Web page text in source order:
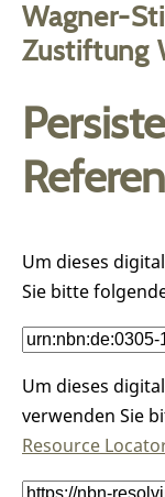
Wagner-
Zustiftung
Um dieses
Sie bitte
Um dieses
verwenden Sie
Resource